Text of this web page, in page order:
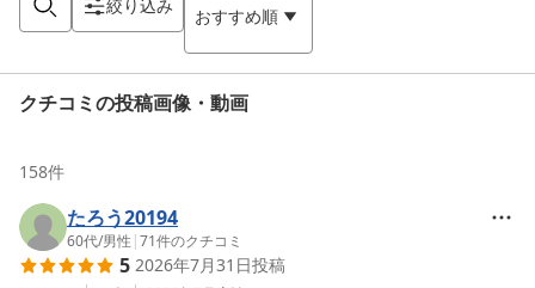
絞り込み おすすめ順
クチコミの投稿画像・動画
158件
たろう20194
60代/男性 |71件のクチコミ
5 2026年7月31日投稿